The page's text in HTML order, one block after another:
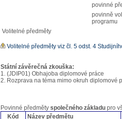
povinné
povinně
programu
Volitelné předměty
Volitelné předměty viz čl. 5 odst. 4
Státní závěrečná zkouška:
1. (JDIP01) Obhajoba diplomové práce
2. Rozprava na téma mimo okruh diplomové
Povinné předměty společného základu pro
Kód
Název předmětu